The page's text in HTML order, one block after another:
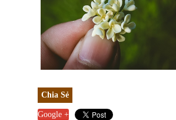
Chia Sẻ
Google +